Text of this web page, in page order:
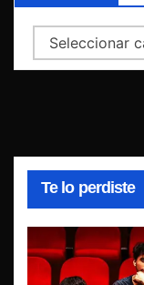
Categorías
Te lo perdiste